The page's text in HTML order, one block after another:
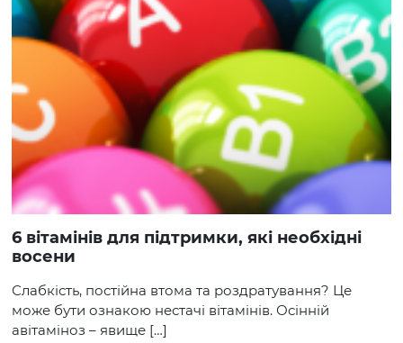
6 вітамінів для підтримки, які необхідні
восени
Слабкість, постійна втома та роздратування? Це
може бути ознакою нестачі вітамінів. Осінній
авітаміноз – явище […]